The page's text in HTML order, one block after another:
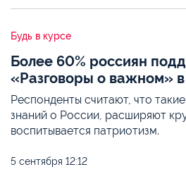
Будь в курсе
Более 60% россиян
«Разговоры о важном»
Респонденты считают, что
знаний о России, расширяют
воспитывается патриотизм.
5 сентября 12:12